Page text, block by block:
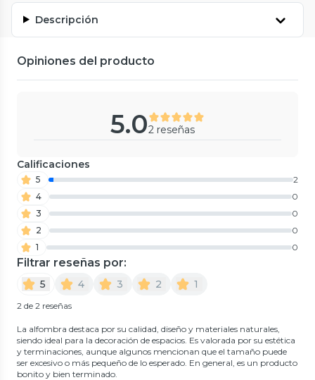
Descripción
Opiniones del producto
5.02 reseñas
Calificaciones
5
2
4
0
3
0
2
0
1
0
Filtrar reseñas por:
5 4 3 2 1
2 de 2 reseñas
La alfombra destaca por su calidad, diseño y materiales naturales,
siendo ideal para la decoración de espacios. Es valorada por su estética
y terminaciones, aunque algunos mencionan que el tamaño puede
ser excesivo o más pequeño de lo esperado. En general, es un producto
bonito y bien terminado.